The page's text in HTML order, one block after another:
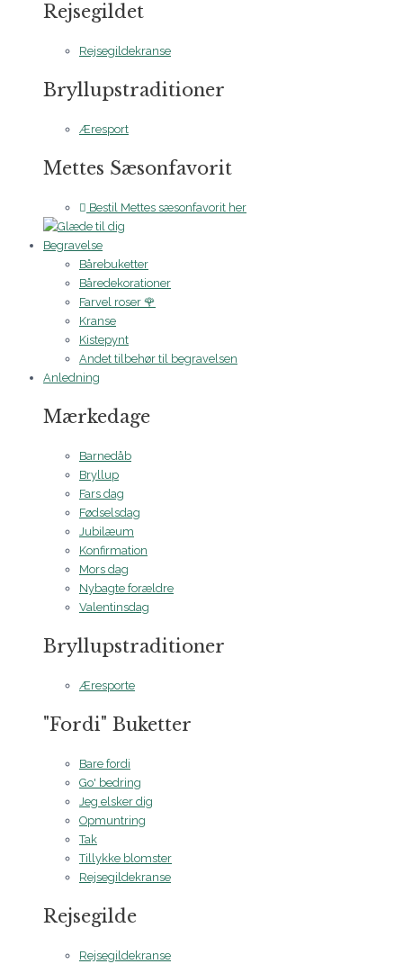
Rejsegildet
Rejsegildekranse
Bryllupstraditioner
Æresport
Mettes Sæsonfavorit
Bestil Mettes sæsonfavorit her
Begravelse
Bårebuketter
Båredekorationer
Farvel roser 🌹
Kranse
Kistepynt
Andet tilbehør til begravelsen
Anledning
Mærkedage
Barnedåb
Bryllup
Fars dag
Fødselsdag
Jubilæum
Konfirmation
Mors dag
Nybagte forældre
Valentinsdag
Bryllupstraditioner
Æresporte
"Fordi" Buketter
Bare fordi
Go' bedring
Jeg elsker dig
Opmuntring
Tak
Tillykke blomster
Rejsegildekranse
Rejsegilde
Rejsegildekranse